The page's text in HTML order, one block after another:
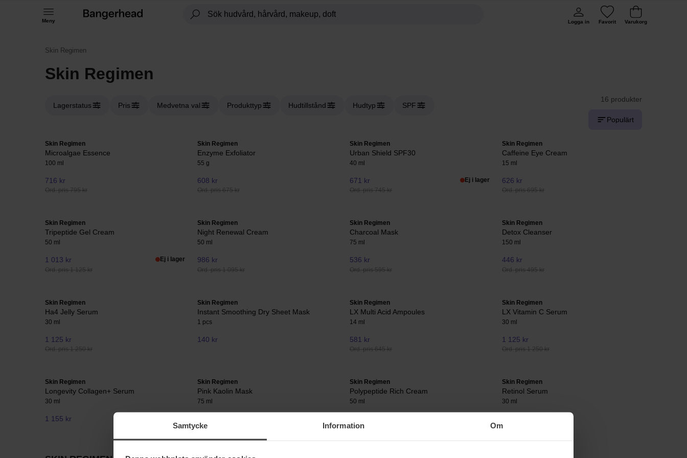
Samtycke Information Om
Meny Logga in Favorit Varukorg
Skin Regimen
Skin Regimen
Lagerstatus Pris Medvetna val Produkttyp Hudtillstånd Hudtyp SPF
16 produkter
Populärt
Skin Regimen
Microalgae Essence
100 ml
716 kr
Ord. pris 795 kr
Skin Regimen
Enzyme Exfoliator
55 g
608 kr
Ord. pris 675 kr
Skin Regimen
Urban Shield SPF30
40 ml
671 kr
Ord. pris 745 kr
Ej i lager
Skin Regimen
Caffeine Eye Cream
15 ml
626 kr
Ord. pris 695 kr
Skin Regimen
Tripeptide Gel Cream
50 ml
1 013 kr
Ord. pris 1 125 kr
Ej i lager
Skin Regimen
Night Renewal Cream
50 ml
986 kr
Ord. pris 1 095 kr
Skin Regimen
Charcoal Mask
75 ml
536 kr
Ord. pris 595 kr
Skin Regimen
Detox Cleanser
150 ml
446 kr
Ord. pris 495 kr
Skin Regimen
Ha4 Jelly Serum
30 ml
1 125 kr
Ord. pris 1 250 kr
Skin Regimen
Instant Smoothing Dry Sheet Mask
1 pcs
140 kr
Skin Regimen
LX Multi Acid Ampoules
14 ml
581 kr
Ord. pris 645 kr
Skin Regimen
LX Vitamin C Serum
30 ml
1 125 kr
Ord. pris 1 250 kr
Skin Regimen
Longevity Collagen+ Serum
30 ml
1 155 kr
Skin Regimen
Pink Kaolin Mask
75 ml
Ord. pris 595 kr
Skin Regimen
Polypeptide Rich Cream
50 ml
Ord. pris 1 095 kr
Skin Regimen
Retinol Serum
30 ml
Ord. pris 1 250 kr